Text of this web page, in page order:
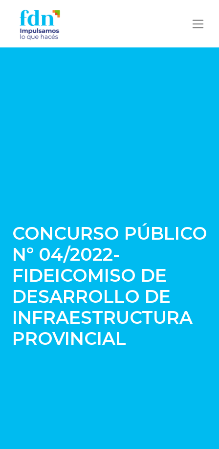
CONCURSO PÚBLICO
Nº 04/2022-
FIDEICOMISO DE
DESARROLLO DE
INFRAESTRUCTURA
PROVINCIAL